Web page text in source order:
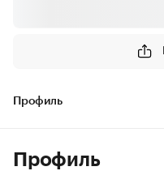
Профиль
Профиль